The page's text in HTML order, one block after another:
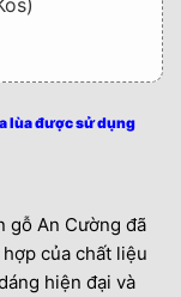
cửa lùa được
lùa được sử dụng
gỗ An Cường đã
của chất liệu
hiện đại và